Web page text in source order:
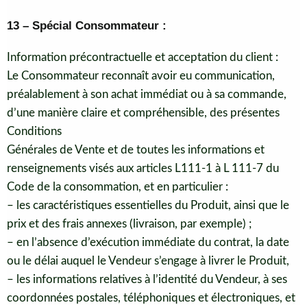
13 – Spécial Consommateur :
Information précontractuelle et acceptation du client :
Le Consommateur reconnaît avoir eu communication,
préalablement à son achat immédiat ou à sa commande,
d’une manière claire et compréhensible, des présentes
Conditions
Générales de Vente et de toutes les informations et
renseignements visés aux articles L111-1 à L 111-7 du
Code de la consommation, et en particulier :
– les caractéristiques essentielles du Produit, ainsi que le
prix et des frais annexes (livraison, par exemple) ;
– en l’absence d’exécution immédiate du contrat, la date
ou le délai auquel le Vendeur s’engage à livrer le Produit,
– les informations relatives à l’identité du Vendeur, à ses
coordonnées postales, téléphoniques et électroniques, et